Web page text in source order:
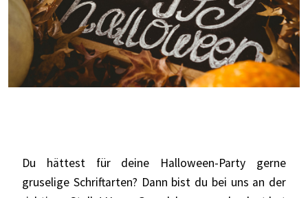
Du hättest für deine Halloween-Party gerne
gruselige Schriftarten? Dann bist du bei uns an der